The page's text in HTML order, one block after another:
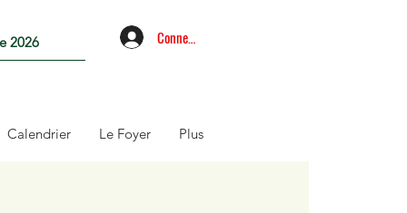
2026 Connexion
Calendrier Le Foyer Plus